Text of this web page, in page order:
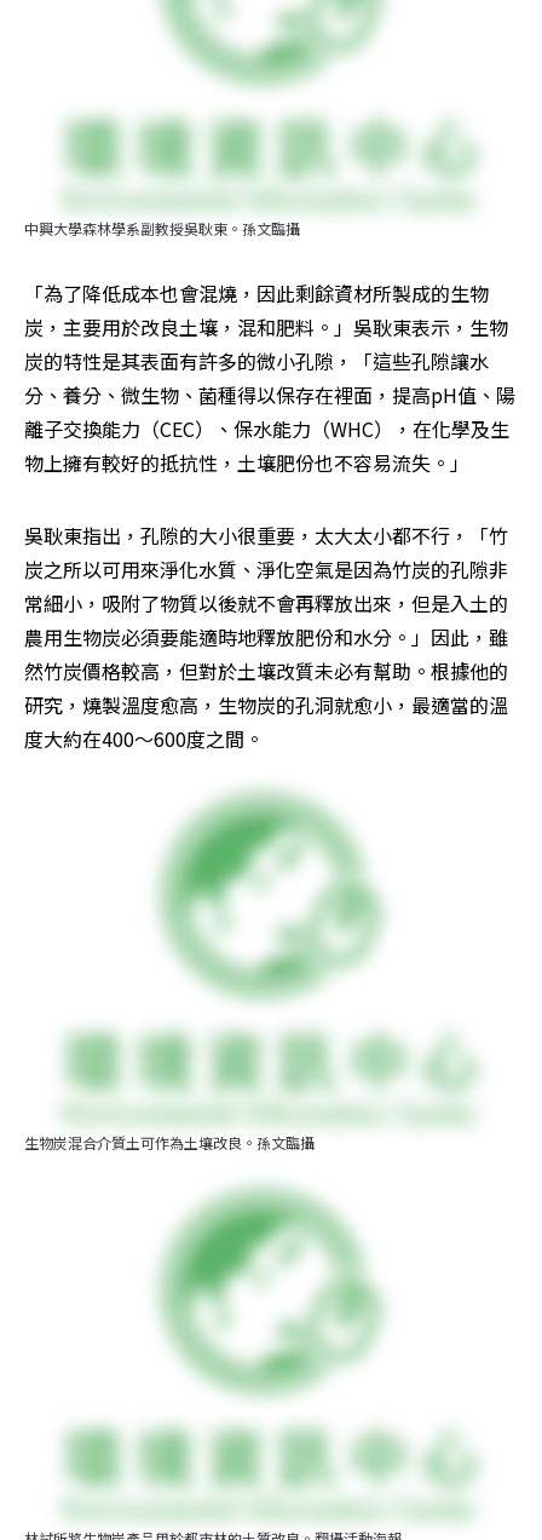
中興大學森林學系副教授吳耿東。孫文臨攝
「為了降低成本也會混燒，因此剩餘資材所製成的生物
炭，主要用於改良土壤，混和肥料。」吳耿東表示，生物
炭的特性是其表面有許多的微小孔隙，「這些孔隙讓水
分、養分、微生物、菌種得以保存在裡面，提高pH值、陽
離子交換能力（CEC）、保水能力（WHC），在化學及生
物上擁有較好的抵抗性，土壤肥份也不容易流失。」
吳耿東指出，孔隙的大小很重要，太大太小都不行，「竹
炭之所以可用來淨化水質、淨化空氣是因為竹炭的孔隙非
常細小，吸附了物質以後就不會再釋放出來，但是入土的
農用生物炭必須要能適時地釋放肥份和水分。」因此，雖
然竹炭價格較高，但對於土壤改質未必有幫助。根據他的
研究，燒製溫度愈高，生物炭的孔洞就愈小，最適當的溫
度大約在400～600度之間。
生物炭混合介質土可作為土壤改良。孫文臨攝